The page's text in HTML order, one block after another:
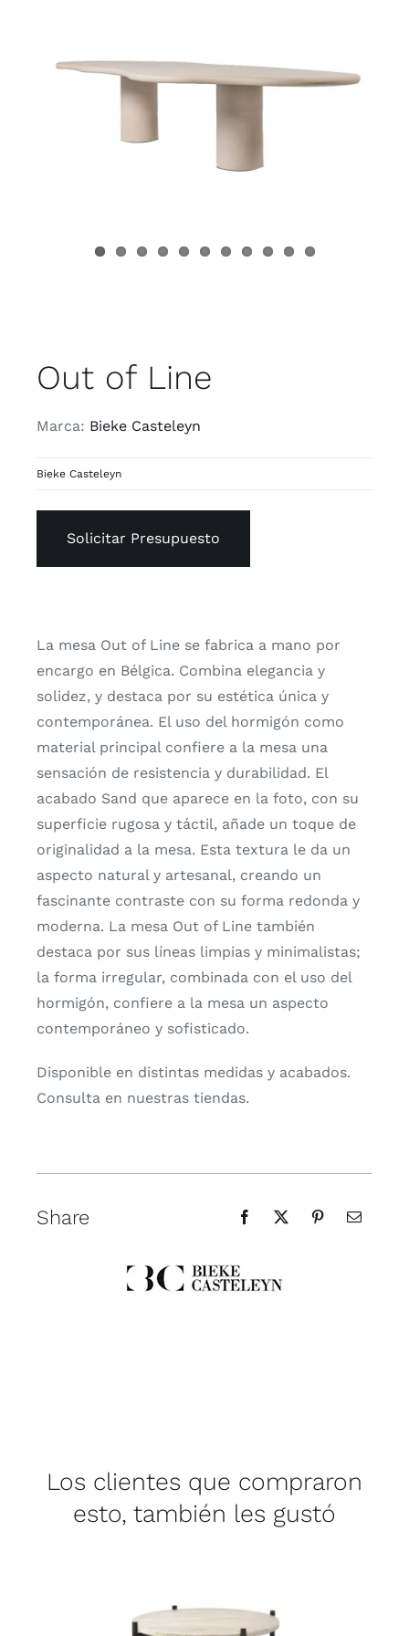
Out of Line
Marca: Bieke Casteleyn
Bieke Casteleyn
Solicitar Presupuesto
La mesa Out of Line se fabrica a mano por
encargo en Bélgica. Combina elegancia y
solidez, y destaca por su estética única y
contemporánea. El uso del hormigón como
material principal confiere a la mesa una
sensación de resistencia y durabilidad. El
acabado Sand que aparece en la foto, con su
superficie rugosa y táctil, añade un toque de
originalidad a la mesa. Esta textura le da un
aspecto natural y artesanal, creando un
fascinante contraste con su forma redonda y
moderna. La mesa Out of Line también
destaca por sus líneas limpias y minimalistas;
la forma irregular, combinada con el uso del
hormigón, confiere a la mesa un aspecto
contemporáneo y sofisticado.
Disponible en distintas medidas y acabados.
Consulta en nuestras tiendas.
Share
Los clientes que compraron
esto, también les gustó